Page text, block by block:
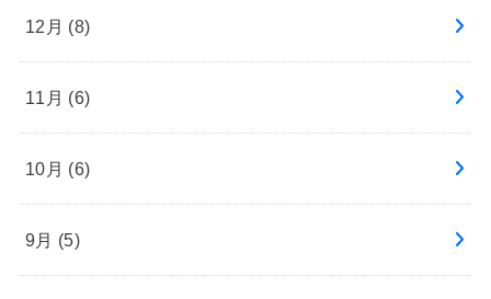
12月 (8)
11月 (6)
10月 (6)
9月 (5)